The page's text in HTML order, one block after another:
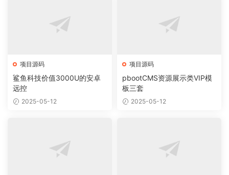
项目源码
鲨鱼科技价值3000U的安卓
远控
2025-05-12
项目源码
pbootCMS资源展示类VIP模
板三套
2025-05-12